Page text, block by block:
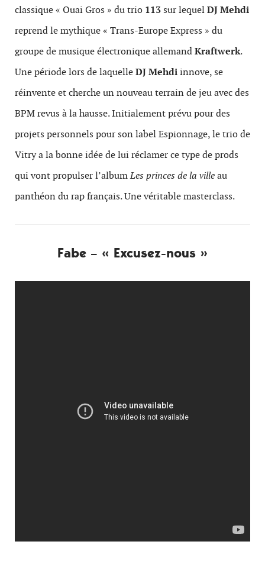
classique « Ouai Gros » du trio 113 sur lequelDJ Mehdi
reprend le mythique « Trans-Europe Express » du
groupe de musique électronique allemandKraftwerk.
Une période lors de laquelleDJ Mehdiinnove, se
réinvente et cherche un nouveau terrain de jeu avec des
BPM revus à la hausse. Initialement prévu pour des
projets personnels pour son label Espionnage, le trio de
Vitry a la bonne idée de lui réclamer ce type de prods
qui vont propulser l’albumLes princes de la villeau
panthéon du rap français. Une véritable masterclass.
Fabe – « Excusez-nous »